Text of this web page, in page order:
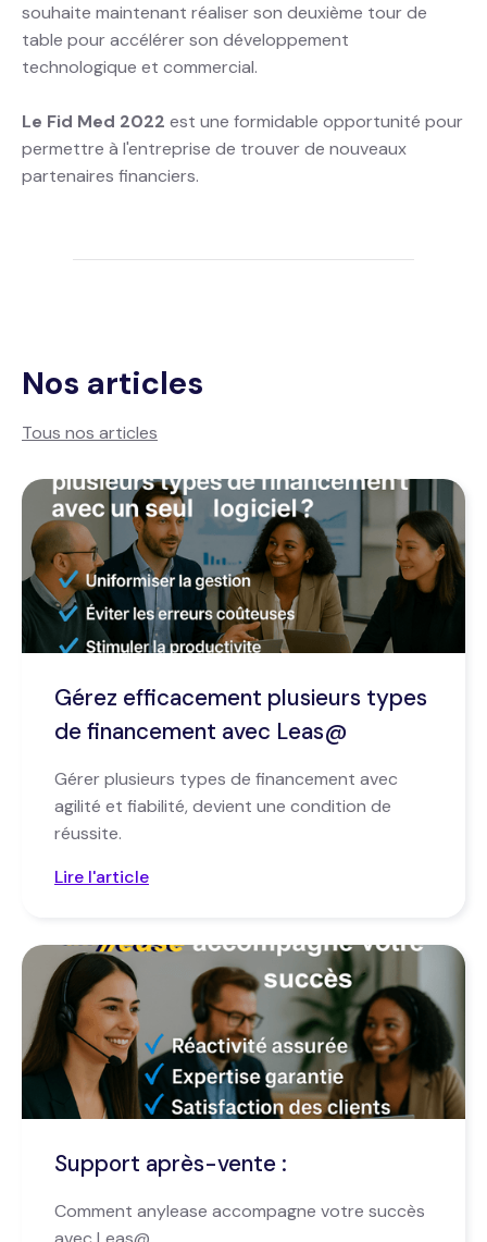
souhaite maintenant réaliser son deuxième tour de
table pour accélérer son développement
technologique et commercial.
Le Fid Med 2022 est une formidable opportunité pour
permettre à l'entreprise de trouver de nouveaux
partenaires financiers.
Nos articles
Tous nos articles
Gérez efficacement plusieurs types
de financement avec Leas@
Gérer plusieurs types de financement avec
agilité et fiabilité, devient une condition de
réussite.
Lire l'article
Support après-vente :
Comment anylease accompagne votre succès